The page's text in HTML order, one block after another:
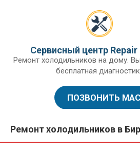
Сервисный центр
Ремонт холодильников на дому.
бесплатная
ПОЗВОНИТЬ
Ремонт холодильников в